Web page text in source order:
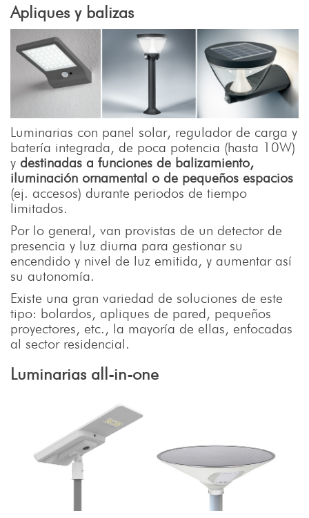
Apliques y balizas
Luminarias con panel solar, regulador de carga y
batería integrada, de poca potencia (hasta 10W)
y destinadas a funciones de balizamiento,
iluminación ornamental o de pequeños espacios
(ej. accesos) durante periodos de tiempo
limitados.
Por lo general, van provistas de un detector de
presencia y luz diurna para gestionar su
encendido y nivel de luz emitida, y aumentar así
su autonomía.
Existe una gran variedad de soluciones de este
tipo: bolardos, apliques de pared, pequeños
proyectores, etc., la mayoría de ellas, enfocadas
al sector residencial.
Luminarias all-in-one